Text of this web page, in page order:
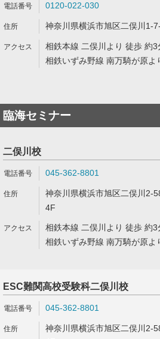
0120-022-030
神奈川県横浜市旭区二俣川1-
相鉄本線 二俣川より 徒歩 約3
相鉄いずみ野線 南万騎が原よ
臨海セミナー
二俣川校
045-362-8801
神奈川県横浜市旭区二俣川2-
4F
相鉄本線 二俣川より 徒歩 約3
相鉄いずみ野線 南万騎が原よ
ESC難関高校受験科二俣川校
045-362-8801
神奈川県横浜市旭区二俣川2-